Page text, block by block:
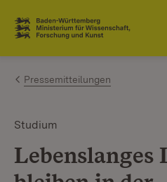
Zum Inhalt springen
Link zur Startseite
Pressemitteilungen
Studium
Lebenslanges